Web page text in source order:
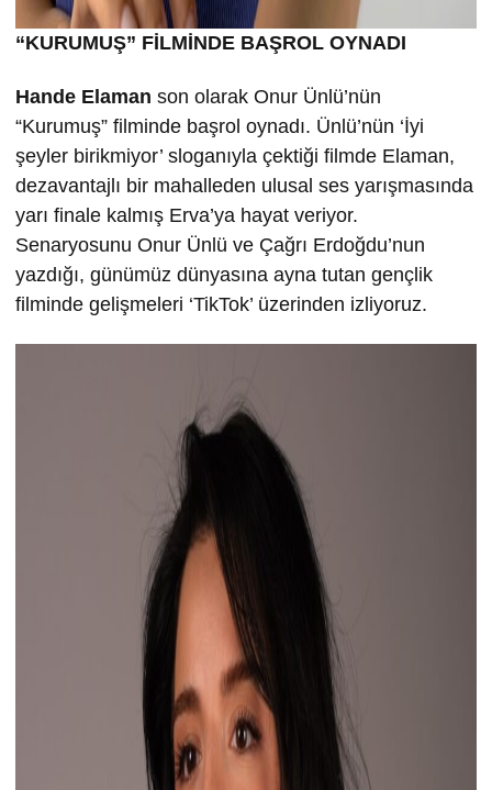
“KURUMUŞ” FİLMİNDE BAŞROL OYNADI
Hande Elaman son olarak Onur Ünlü’nün
“Kurumuş” filminde başrol oynadı. Ünlü’nün ‘İyi
şeyler birikmiyor’ sloganıyla çektiği filmde Elaman,
dezavantajlı bir mahalleden ulusal ses yarışmasında
yarı finale kalmış Erva’ya hayat veriyor.
Senaryosunu Onur Ünlü ve Çağrı Erdoğdu’nun
yazdığı, günümüz dünyasına ayna tutan gençlik
filminde gelişmeleri ‘TikTok’ üzerinden izliyoruz.